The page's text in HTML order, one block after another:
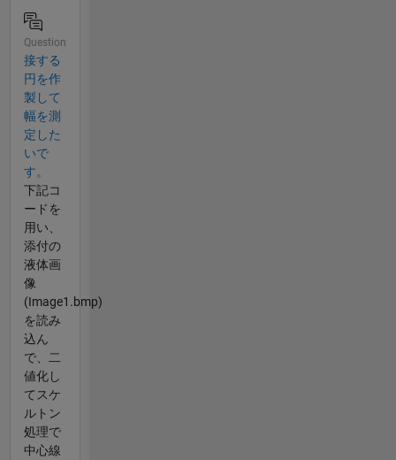
Question
接する
円を作
製して
幅を測
定した
いで
す。
下記コ
ードを
用い、
添付の
液体画
像
(Image1.bmp)
を読み
込ん
で、二
値化し
てスケ
ルトン
処理で
中心線